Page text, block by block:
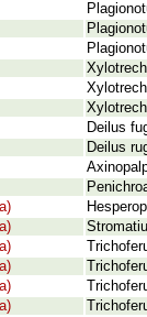
Deilus
Deilus